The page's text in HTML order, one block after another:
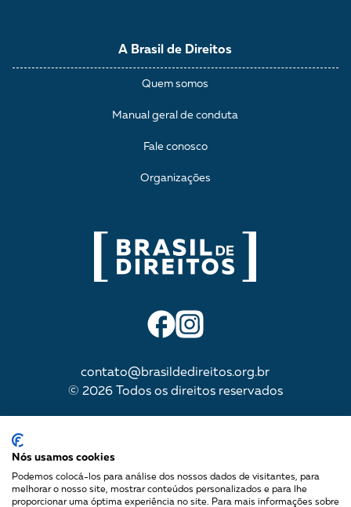
contato@brasildedireitos.org.br
© 2026 Todos os direitos reservados
A Brasil de Direitos
Quem somos
Manual geral de conduta
Fale conosco
Organizações
Nós usamos cookies
Podemos colocá-los para análise dos nossos dados de visitantes, para
melhorar o nosso site, mostrar conteúdos personalizados e para lhe
proporcionar uma óptima experiência no site. Para mais informações sobre